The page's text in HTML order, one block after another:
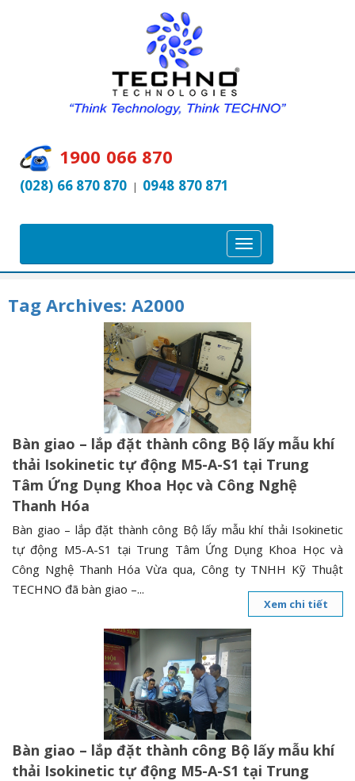
1900 066 870
(028) 66 870 870 | 0948 870 871
T
o
l
a
v
i
g
a
t
o
n
Tag Archives: A2000
Bàn giao – lắp đặt thành công Bộ lấy mẫu khí
thải Isokinetic tự động M5-A-S1 tại Trung
Tâm Ứng Dụng Khoa Học và Công Nghệ
Thanh Hóa
Bàn giao – lắp đặt thành công Bộ lấy mẫu khí thải Isokinetic
tự động M5-A-S1 tại Trung Tâm Ứng Dụng Khoa Học và
Công Nghệ Thanh Hóa Vừa qua, Công ty TNHH Kỹ Thuật
TECHNO đã bàn giao –...
Xem chi tiết
Bàn giao – lắp đặt thành công Bộ lấy mẫu khí
thải Isokinetic tự động M5-A-S1 tại Trung